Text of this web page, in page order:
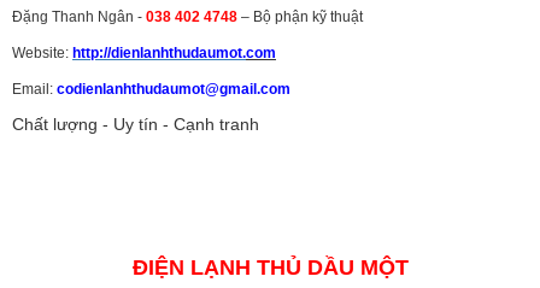
Đặng Thanh Ngân - 038 402 4748 – Bộ phận kỹ thuật
Website: http://dienlanhthudaumot.com
Email: codienlanhthudaumot@gmail.com
Chất lượng - Uy tín - Cạnh tranh
ĐIỆN LẠNH THỦ DẦU MỘT